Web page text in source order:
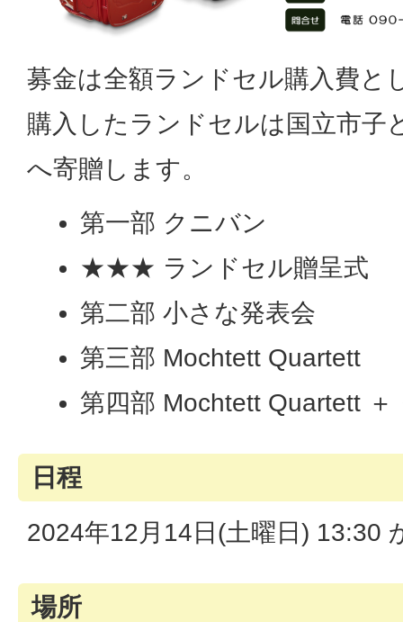
募金は全額ランドセル購入費と
購入したランドセルは国立市子
へ寄贈します。
第一部 クニバン
★★★ ランドセル贈呈式
第二部 小さな発表会
第三部 Mochtett Quartett
第四部 Mochtett Quartett ＋
日程
2024年12月14日(土曜日) 13:30
場所